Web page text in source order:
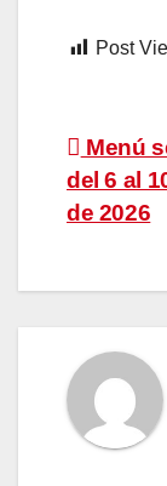
Post
de
Menú
del 6 al
de 2026